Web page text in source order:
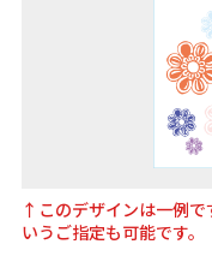
↑このデザインは一例
いうご指定も可能です。